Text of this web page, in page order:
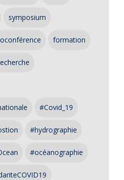
symposium
formation
#Covid_19
#hydrographie
#océanographie